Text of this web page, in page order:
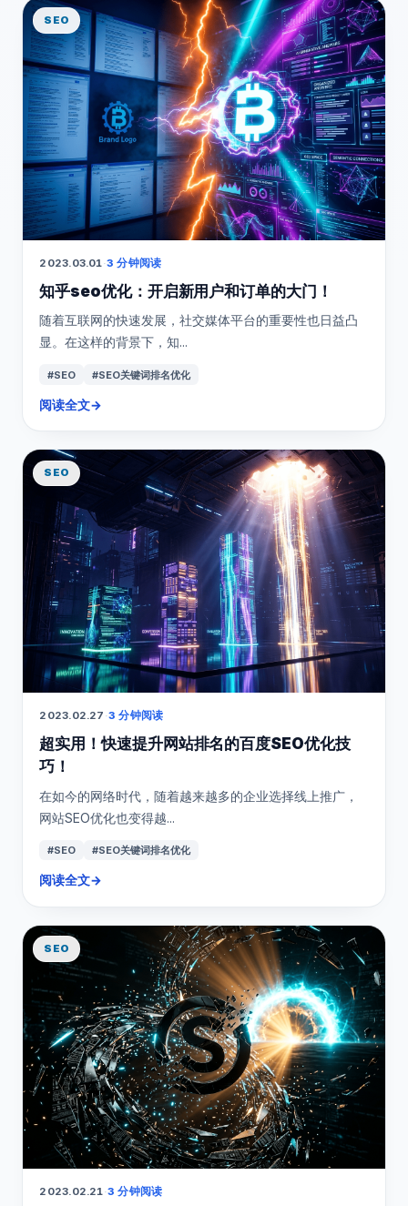
SEO
2023.03.01·3 分钟阅读
知乎seo优化：开启新用户和订单的大门！
随着互联网的快速发展，社交媒体平台的重要性也日益凸
显。在这样的背景下，知...
#SEO #SEO关键词排名优化
阅读全文→
SEO
2023.02.27 ·3 分钟阅读
超实用！快速提升网站排名的百度SEO优化技
巧！
在如今的网络时代，随着越来越多的企业选择线上推广，
网站SEO优化也变得越...
#SEO #SEO关键词排名优化
阅读全文→
SEO
2023.02.21·3 分钟阅读